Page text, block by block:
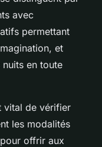
avec
permettant
et
en toute
vital de vérifier
les modalités
offrir aux